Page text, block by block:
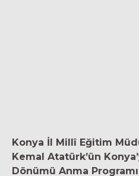
Konya İl Millî Eğitim
Kemal Atatürk’ün
Dönümü Anma